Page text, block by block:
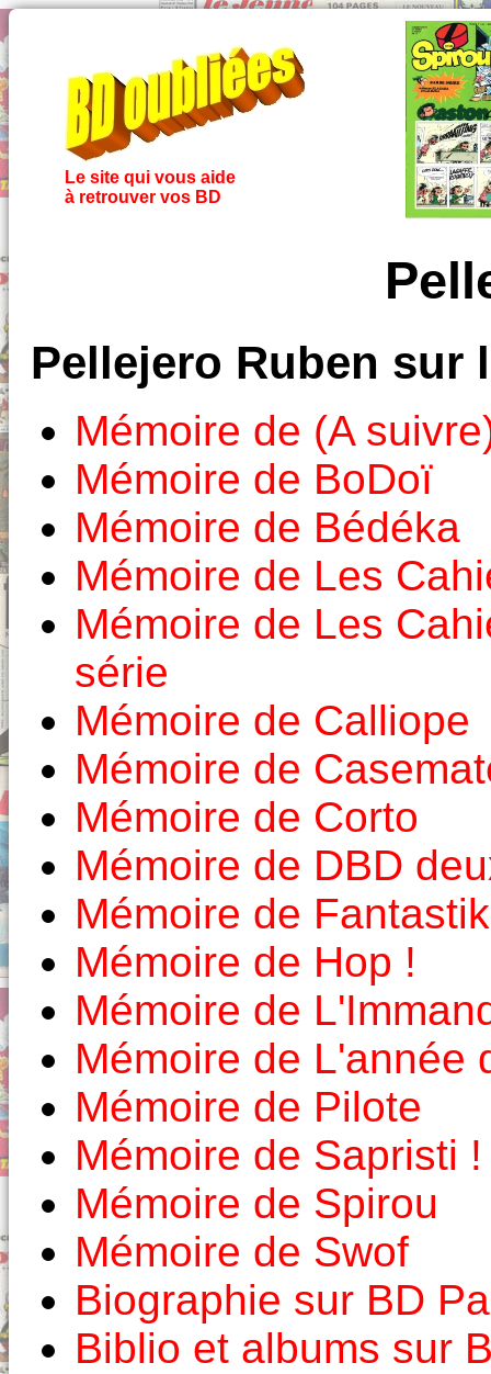
Le site qui vous aide
à retrouver vos BD
Pellejero Ruben sur
Mémoire de (A
Mémoire de BoDoï
Mémoire de Bédéka
Mémoire de Les
Mémoire de Les
série
Mémoire de Calliope
Mémoire de
Mémoire de Corto
Mémoire de DBD
Mémoire de Fantastik
Mémoire de Hop !
Mémoire de
Mémoire de L'année
Mémoire de Pilote
Mémoire de Sapristi !
Mémoire de Spirou
Mémoire de Swof
Biographie sur BD
Biblio et albums sur